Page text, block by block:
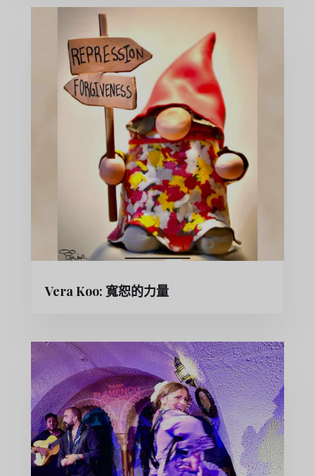
Vera Koo: 寬恕的力量